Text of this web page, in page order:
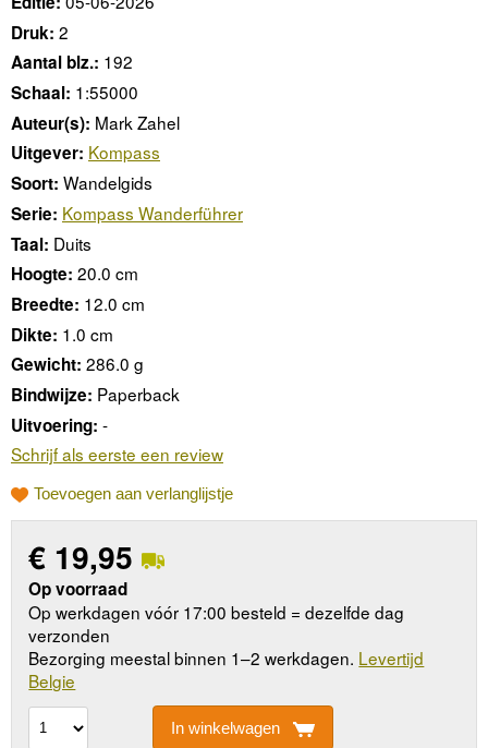
Druk: 2
Aantal blz.: 192
Schaal: 1:55000
Auteur(s): Mark Zahel
Uitgever: Kompass
Soort: Wandelgids
Serie: Kompass Wanderführer
Taal: Duits
Hoogte: 20.0 cm
Breedte: 12.0 cm
Dikte: 1.0 cm
Gewicht: 286.0 g
Bindwijze: Paperback
Uitvoering: -
Schrijf als eerste een review
Toevoegen aan verlanglijstje
€ 19,95
Op voorraad
Op werkdagen vóór 17:00 besteld = dezelfde dag
verzonden
Bezorging meestal binnen 1–2 werkdagen. Levertijd
Belgie
In winkelwagen